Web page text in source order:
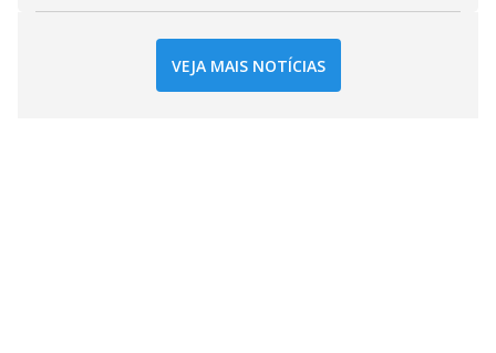
VEJA MAIS NOTÍCIAS